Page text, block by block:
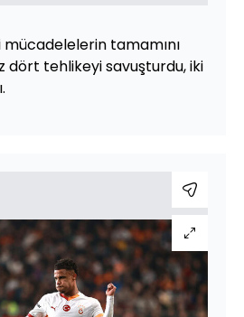
tamamını
dört tehlikeyi savuşturdu, iki